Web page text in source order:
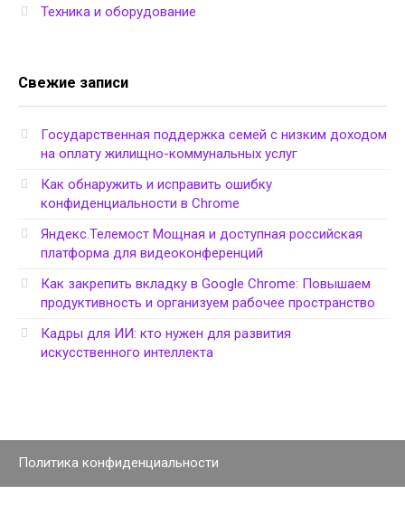
Техника и оборудование
Свежие записи
Государственная поддержка семей с низким доходом
на оплату жилищно-коммунальных услуг
Как обнаружить и исправить ошибку
конфиденциальности в Chrome
Яндекс.Телемост Мощная и доступная российская
платформа для видеоконференций
Как закрепить вкладку в Google Chrome: Повышаем
продуктивность и организуем рабочее пространство
Кадры для ИИ: кто нужен для развития
искусственного интеллекта
Политика конфиденциальности